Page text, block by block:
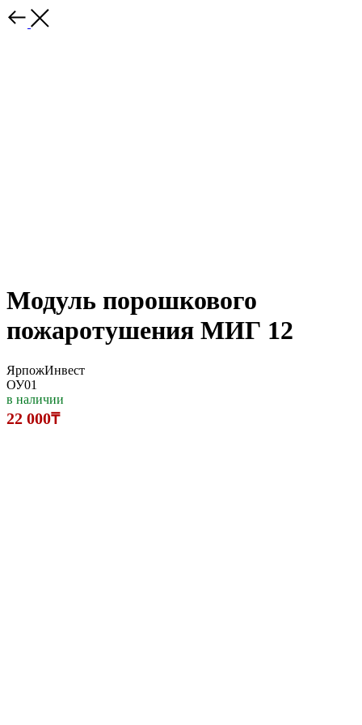
Модуль порошкового
пожаротушения МИГ 12
ЯрпожИнвест
ОУ01
в наличии
22 000₸